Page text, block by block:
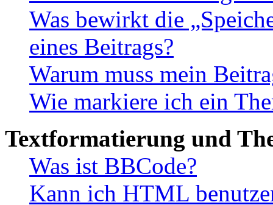
Was bewirkt die
eines Beitrags?
Warum muss mein
Wie markiere ich ein
Textformatierung und
Was ist BBCode?
Kann ich HTML